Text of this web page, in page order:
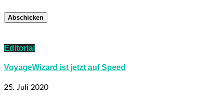
Editorial
VoyageWizard ist jetzt auf Speed
25. Juli 2020